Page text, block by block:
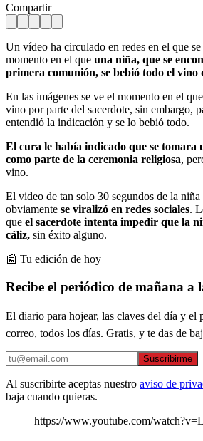
Compartir
Un vídeo ha circulado en redes en el que
momento en el que una niña, que se
primera comunión, se bebió todo el vino
En las imágenes se ve el momento en el
vino por parte del sacerdote, sin embargo,
entendió la indicación y se lo bebió todo.
El cura le había indicado que se tomara
como parte de la ceremonia religiosa,
vino.
El video de tan solo 30 segundos de la
obviamente se viralizó en redes sociales.
que el sacerdote intenta impedir que la
cáliz, sin éxito alguno.
📰 Tu edición de hoy
Recibe el periódico de mañana a
El diario para hojear, las claves del día y
correo, todos los días. Gratis, y te das de
Suscribirme
Al suscribirte aceptas nuestro aviso de
baja cuando quieras.
https://www.youtube.com/